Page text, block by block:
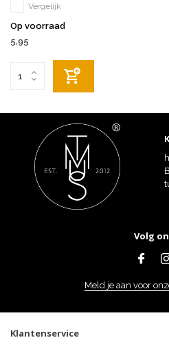
Vergelijk
Op voorraad
5,95
Volg
Meld je aan voor
Klantenservice